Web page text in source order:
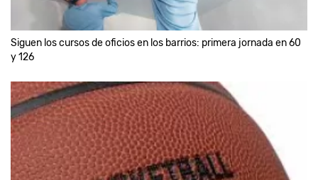
Siguen los cursos de oficios en los barrios: primera jornada en 60
y 126